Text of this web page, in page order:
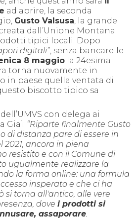
ad aprire, la seconda
Gusto Valsusa , la grande
dall’Unione Montana
tipici locali. Dopo
digitali” , senza bancarelle
8 maggio la 24esima
torna nuovamente in
in paese quella ventata di
biscotto tipico sa
con delega ai
Giai: “Riparte finalmente Gusto
di distanza pare di essere in
2021 , ancora in piena
resistito e con il Comune di
ugualmente realizzare la
la forma online: una formula
insperato e che ci ha
si torna all'antico, alle vere
dove i prodotti si
assaporare